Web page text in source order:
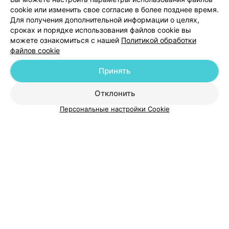
Добавить компанию
cookie или изменить свое согласие в более позднее время.
Для получения дополнительной информации о целях,
сроках и порядке использования файлов cookie вы
можете ознакомиться с нашей Политикой обработки
файлов cookie
Отклонить
Принять
Персональные настройки Cookie